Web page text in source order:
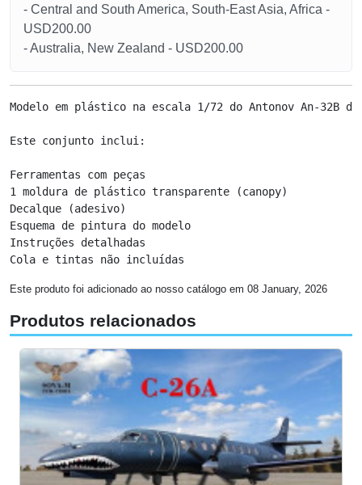
- Central and South America, South-East Asia, Africa -
USD200.00
- Australia, New Zealand - USD200.00
Modelo em plástico na escala 1/72 do Antonov An-32B
Este conjunto inclui:
Ferramentas com peças
1 moldura de plástico transparente (canopy)
Decalque (adesivo)
Esquema de pintura do modelo
Instruções detalhadas
Cola e tintas não incluídas
Este produto foi adicionado ao nosso catálogo em 08 January, 2026
Produtos relacionados